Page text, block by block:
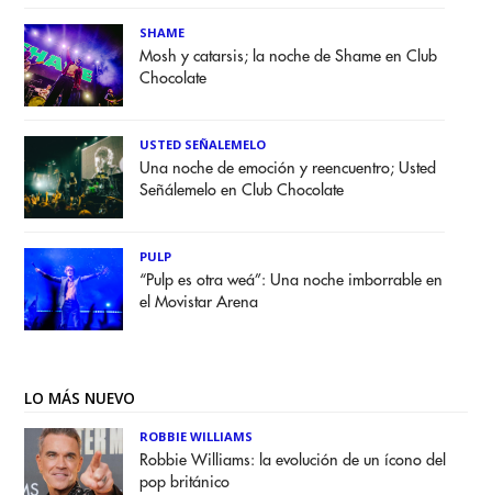
SHAME
Mosh y catarsis; la noche de Shame en Club
Chocolate
USTED SEÑALEMELO
Una noche de emoción y reencuentro; Usted
Señálemelo en Club Chocolate
PULP
“Pulp es otra weá”: Una noche imborrable en
el Movistar Arena
LO MÁS NUEVO
ROBBIE WILLIAMS
Robbie Williams: la evolución de un ícono del
pop británico